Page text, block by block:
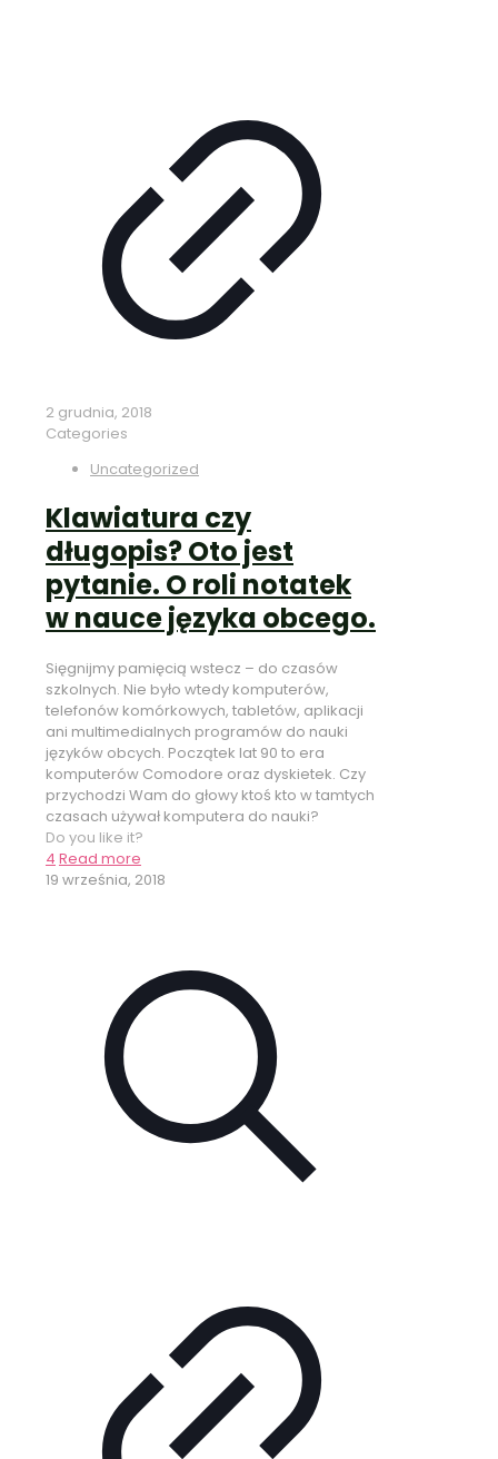
2 grudnia, 2018
Categories
Uncategorized
Klawiatura czy
długopis? Oto jest
pytanie. O roli notatek
w nauce języka obcego.
Sięgnijmy pamięcią wstecz – do czasów
szkolnych. Nie było wtedy komputerów,
telefonów komórkowych, tabletów, aplikacji
ani multimedialnych programów do nauki
języków obcych. Początek lat 90 to era
komputerów Comodore oraz dyskietek. Czy
przychodzi Wam do głowy ktoś kto w tamtych
czasach używał komputera do nauki?
Do you like it?
4 Read more
19 września, 2018